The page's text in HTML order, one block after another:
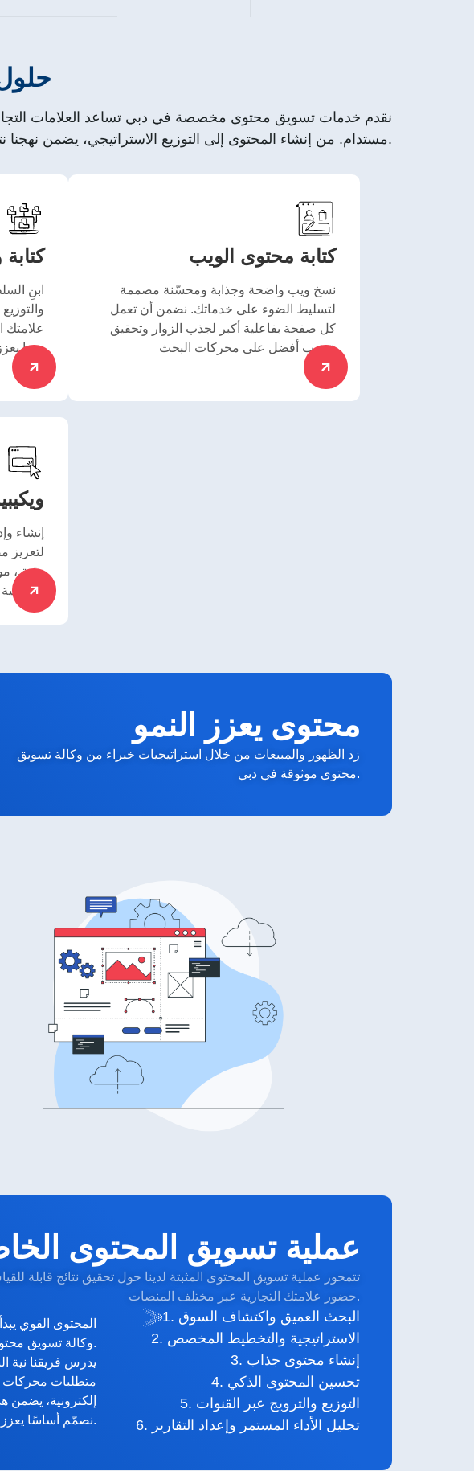
مستدام. من إنشاء المحتوى إلى التوزيع الاستراتيجي، يضمن نهجنا نتائج قابلة للقياس وتعزيز حضور العلامة التجارية.
ابنِ
علامتك
مما يعزز المصداقية والظهور على الإنترنت.
كتابة محتوى الويب
نسخ ويب واضحة وجذابة ومحسّنة مصممة
لتسليط الضوء على خدماتك. نضمن أن تعمل
كل صفحة بفاعلية أكبر لجذب الزوار وتحقيق
ترتيب أفضل على محركات البحث.
إنشاء
لتعزيز
دقيق،
محتوى يعزز النمو
زد الظهور والمبيعات من خلال استراتيجيات خبراء من وكالة تسويق
محتوى موثوقة في دبي.
عملية تسويق المحتوى
تتمحور عملية تسويق المحتوى المثبتة لدينا حول تحقيق نتائج قابلة
حضور علامتك التجارية عبر مختلف المنصات.
البحث العميق واكتشاف السوق .1
2. الاستراتيجية والتخطيط المخصص
3. إنشاء محتوى جذاب
4. تحسين المحتوى الذكي
5. التوزيع والترويج عبر القنوات
6. تحليل الأداء المستمر وإعداد التقارير
المحتوى القوي
وكالة تسويق محتوى موثوقة في دبي، نضمن أن تكون الاستراتيجيات مدفوعة بالبيانات ومتوافقة مع أهدافك.
يدرس فريقنا نية
متطلبات محركات
إلكترونية،
نصمّم أساسًا يعزز الظهور، ويرفع الترتيب، ويؤسس لنجاح طويل الأمد.